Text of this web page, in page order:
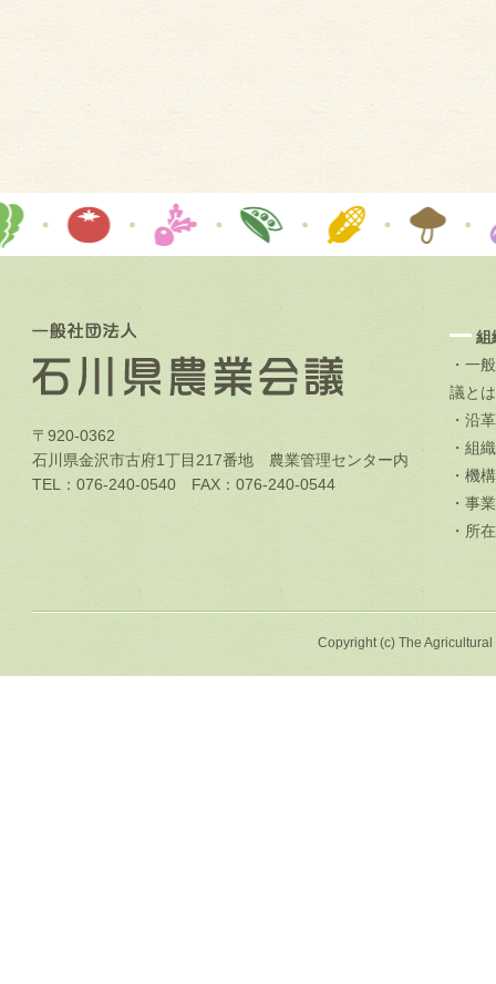
〒920-0362
石川県金沢市古府1丁目217番地 農業管理センター内
TEL：076-240-0540 FAX：076-240-0544
組
・一
議とは
・沿革
・組
・機
・事
・所
Copyright (c) The